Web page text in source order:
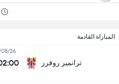
المباراة القادمة
ترانمير روفرز
08/26
02:00